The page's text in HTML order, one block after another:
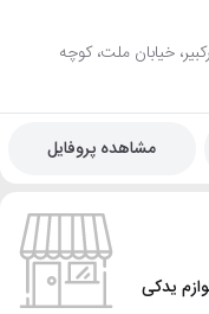
امیرکبیر، خیابان ملت، کوچه
مشاهده پروفایل
یدکی